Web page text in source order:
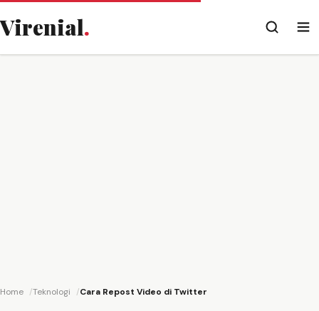
Virenial.
Home Teknologi Cara Repost Video di Twitter